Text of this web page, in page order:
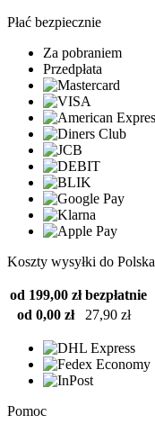
Płać bezpiecznie
Za pobraniem
Przedpłata
Koszty wysyłki do Polska
od 199,00 zł bezpłatnie
od 0,00 zł
27,90 zł
Pomoc